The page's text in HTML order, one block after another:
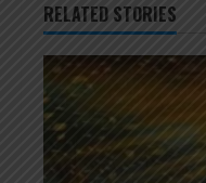
RELATED STORIES